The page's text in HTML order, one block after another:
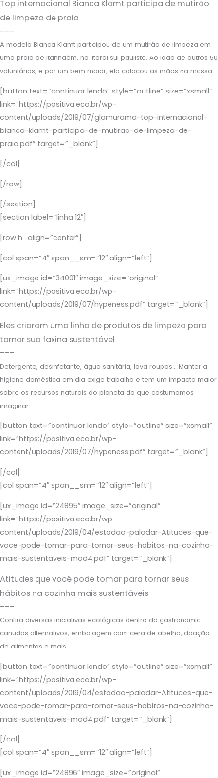
Top internacional Bianca Klamt participa de mutirão
de limpeza de praia
–––
A modelo Bianca Klamt participou de um mutirão de limpeza em
uma praia de Itanhaém, no litoral sul paulista. Ao lado de outros 50
voluntários, e por um bem maior, ela colocou as mãos na massa.
[button text=”continuar lendo” style=”outline” size=”xsmall”
link=”https://positiva.eco.br/wp-
content/uploads/2019/07/glamurama-top-internacional-
bianca-klamt-participa-de-mutirao-de-limpeza-de-
praia.pdf” target=”_blank”]
[/col]
[/row]
[/section]
[section label=”linha 12″]
[row h_align=”center”]
[col span=”4″ span__sm=”12″ align=”left”]
[ux_image id=”34091″ image_size=”original”
link=”https://positiva.eco.br/wp-
content/uploads/2019/07/hypeness.pdf” target=”_blank”]
Eles criaram uma linha de produtos de limpeza para
tornar sua faxina sustentável
–––
Detergente, desinfetante, água sanitária, lava roupas… Manter a
higiene doméstica em dia exige trabalho e tem um impacto maior
sobre os recursos naturais do planeta do que costumamos
imaginar.
[button text=”continuar lendo” style=”outline” size=”xsmall”
link=”https://positiva.eco.br/wp-
content/uploads/2019/07/hypeness.pdf” target=”_blank”]
[/col]
[col span=”4″ span__sm=”12″ align=”left”]
[ux_image id=”24895″ image_size=”original”
link=”https://positiva.eco.br/wp-
content/uploads/2019/04/estadao-paladar-Atitudes-que-
voce-pode-tomar-para-tornar-seus-habitos-na-cozinha-
mais-sustentaveis-mod4.pdf” target=”_blank”]
Atitudes que você pode tomar para tornar seus
hábitos na cozinha mais sustentáveis
–––
Confira diversas iniciativas ecológicas dentro da gastronomia:
canudos alternativos, embalagem com cera de abelha, doação
de alimentos e mais
[button text=”continuar lendo” style=”outline” size=”xsmall”
link=”https://positiva.eco.br/wp-
content/uploads/2019/04/estadao-paladar-Atitudes-que-
voce-pode-tomar-para-tornar-seus-habitos-na-cozinha-
mais-sustentaveis-mod4.pdf” target=”_blank”]
[/col]
[col span=”4″ span__sm=”12″ align=”left”]
[ux_image id=”24896″ image_size=”original”